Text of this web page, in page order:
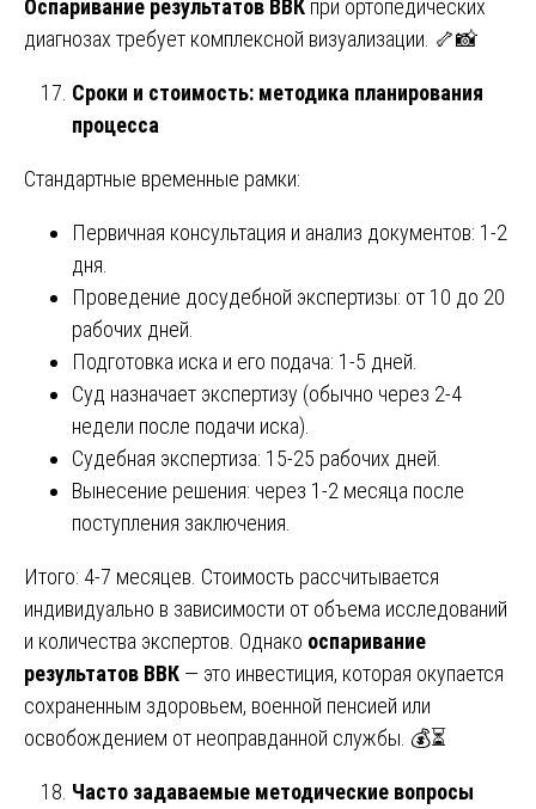
Оспаривание результатов ВВК при ортопедических
диагнозах требует комплексной визуализации. 🦴📸
Сроки и стоимость: методика планирования
процесса
Стандартные временные рамки:
Первичная консультация и анализ документов: 1-2
дня.
Проведение досудебной экспертизы: от 10 до 20
рабочих дней.
Подготовка иска и его подача: 1-5 дней.
Суд назначает экспертизу (обычно через 2-4
недели после подачи иска).
Судебная экспертиза: 15-25 рабочих дней.
Вынесение решения: через 1-2 месяца после
поступления заключения.
Итого: 4-7 месяцев. Стоимость рассчитывается
индивидуально в зависимости от объема исследований
и количества экспертов. Однако оспаривание
результатов ВВК — это инвестиция, которая окупается
сохраненным здоровьем, военной пенсией или
освобождением от неоправданной службы. 💰⏳
Часто задаваемые методические вопросы